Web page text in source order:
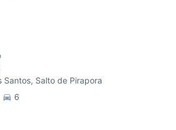
Santos, Salto de Pirapora
6